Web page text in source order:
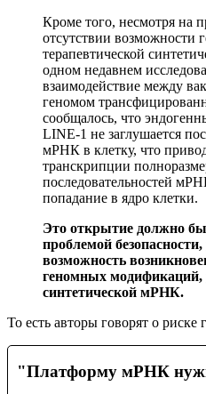
Кроме того, несмотря на
отсутствии возможности
терапевтической
одном недавнем
взаимодействие между
геномом
сообщалось, что
LINE-1 не заглушается
мРНК в клетку, что
транскрипции
последовательностей
попадание в ядро клетки.
Это открытие должно
проблемой
возможность
геномных
синтетической мРНК.
То есть авторы говорят о
"Платформу мРНК